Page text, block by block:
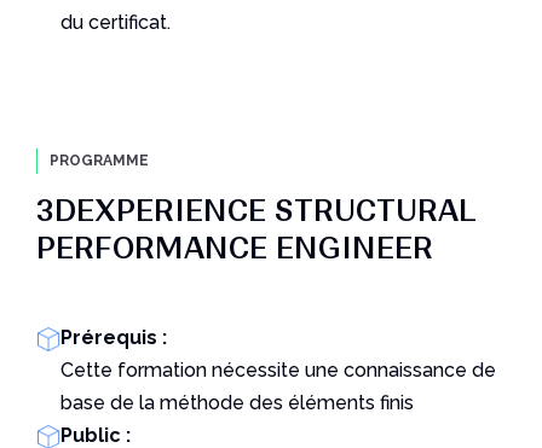
du certificat.
PROGRAMME
3DEXPERIENCE STRUCTURAL
PERFORMANCE ENGINEER
Prérequis :
Cette formation nécessite une connaissance de
base de la méthode des éléments finis
Public :